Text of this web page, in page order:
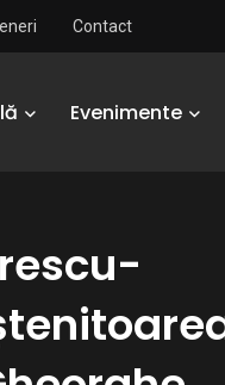
Contact
Evenimente